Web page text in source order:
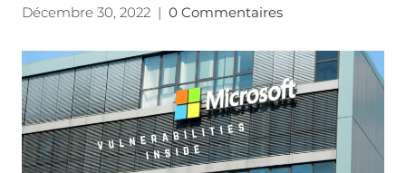
Décembre 30, 2022| 0 Commentaires